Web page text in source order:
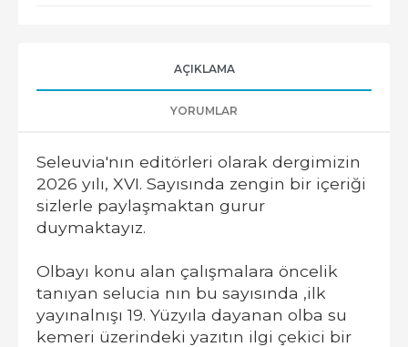
AÇIKLAMA
YORUMLAR
Seleuvia'nın editörleri olarak dergimizin
2026 yılı, XVI. Sayısında zengin bir içeriği
sizlerle paylaşmaktan gurur
duymaktayız.
Olbayı konu alan çalışmalara öncelik
tanıyan selucia nın bu sayısında ,ilk
yayınalnışı 19. Yüzyıla dayanan olba su
kemeri üzerindeki yazıtın ilgi çekici bir